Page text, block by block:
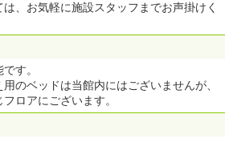
、お気軽に施設スタッフまでお声掛けく
す。
のベッドは当館内にはございませんが、
ロアにございます。